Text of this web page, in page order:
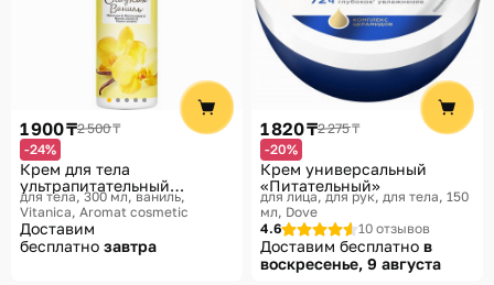
1 900 ₸2 500 ₸
-24%
Крем для тела
ультрапитательный
«Сладкая ваниль»
для тела, 300 мл, ваниль
Vitanica, Aromat cosmetic
Доставим
бесплатно завтра
1 820 ₸2 275 ₸
-20%
Крем универсальный
«Питательный»
для лица, для рук, для тела, 150
мл Dove
4.6
10 отзывов
Доставим бесплатно в
воскресенье, 9 августа